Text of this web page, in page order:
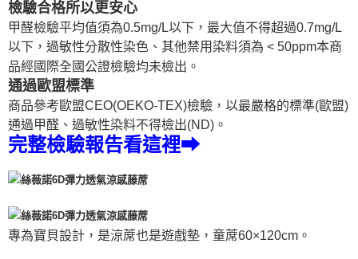
檢驗合格所以更安心
甲醛檢驗平均值須為0.5mg/L以下，最大值不得超過0.7mg/L
以下，過敏性分散性染色、其他禁用染料須為 < 50ppm本商
品經國際全國公證檢驗均未檢出。
通過歐盟標準
商品參考歐盟CEO(OEKO-TEX)檢驗，以最嚴格的標準(歐盟)
通過甲醛、過敏性染料不得檢出(ND)。
完整檢驗報告看這裡➡
專為寶貝設計，是涼蓆也是遊戲墊，童蓆60×120cm。